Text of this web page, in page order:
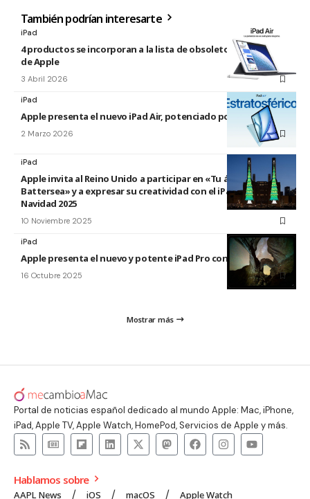
También podrían interesarte
iPad
4 productos se incorporan a la lista de obsoletos y antiguos
de Apple
3 Abril 2026
iPad
Apple presenta el nuevo iPad Air, potenciado por el M4
2 Marzo 2026
iPad
Apple invita al Reino Unido a participar en «Tu árbol en
Battersea» y a expresar su creatividad con el iPad esta
Navidad 2025
10 Noviembre 2025
iPad
Apple presenta el nuevo y potente iPad Pro con el chip M5
16 Octubre 2025
Mostrar más
Portal de noticias español dedicado al mundo Apple: Mac, iPhone,
iPad, Apple TV, Apple Watch, HomePod, Servicios de Apple y más.
Hablamos sobre
AAPL News iOS macOS Apple Watch